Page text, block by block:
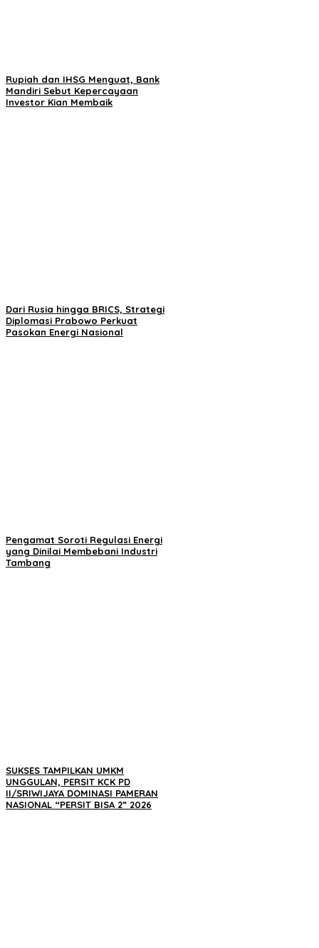
Rupiah dan IHSG Menguat, Bank
Mandiri Sebut Kepercayaan
Investor Kian Membaik
Dari Rusia hingga BRICS, Strategi
Diplomasi Prabowo Perkuat
Pasokan Energi Nasional
Pengamat Soroti Regulasi Energi
yang Dinilai Membebani Industri
Tambang
SUKSES TAMPILKAN UMKM
UNGGULAN, PERSIT KCK PD
II/SRIWIJAYA DOMINASI PAMERAN
NASIONAL “PERSIT BISA 2” 2026